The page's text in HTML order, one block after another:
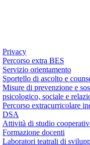
Privacy
Percorso extra BES
Servizio orientamento
Sportello di ascolto e
Misure di prevenzione e
psicologico, sociale e
Percorso extracurricolare
DSA
Attività di studio
Formazione docenti
Laboratori teatrali di